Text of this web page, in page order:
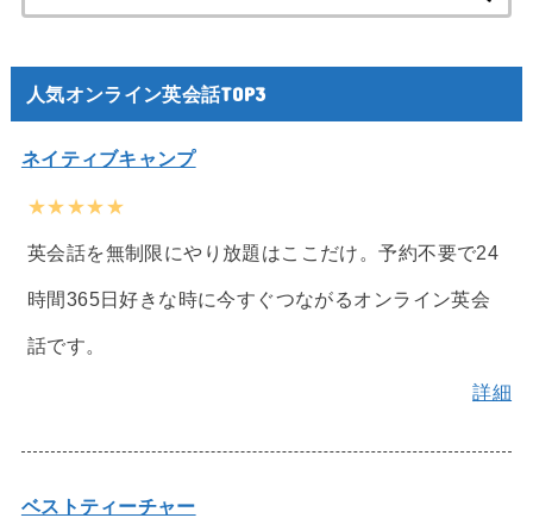
索:
人気オンライン英会話TOP3
ネイティブキャンプ
★★★★★
英会話を無制限にやり放題はここだけ。予約不要で24
時間365日好きな時に今すぐつながるオンライン英会
話です。
詳細
ベストティーチャー